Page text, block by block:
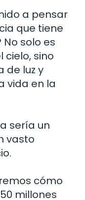
a pensar
que tiene
solo es
cielo, sino
de luz y
vida en la
sería un
vasto
cómo
millones